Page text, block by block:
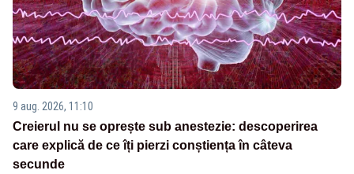
9 aug. 2026, 11:10
Creierul nu se oprește sub anestezie: descoperirea
care explică de ce îți pierzi conștiența în câteva
secunde